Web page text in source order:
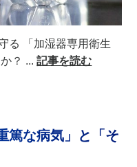
る 「加湿器専用衛生
？ ...記事を読む
篤な病気」と「そ